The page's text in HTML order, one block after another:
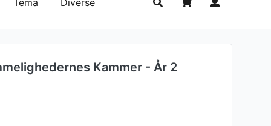
Tema Diverse
Kammer - År 2